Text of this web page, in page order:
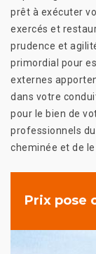
prêt à exécuter
exercés et
prudence et
primordial pour
externes
dans votre
pour le bien de
professionnels
cheminée et de le
Prix pose